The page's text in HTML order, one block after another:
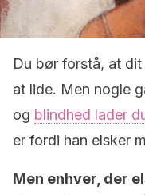
Du bør forstå, at
at lide. Men nogle
og blindhed lader
er fordi han elsker
Men enhver, der